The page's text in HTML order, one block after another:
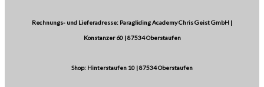
Rechnungs- und Lieferadresse: Paragliding Academy Chris Geist GmbH |
Konstanzer 60 | 87534 Oberstaufen
Shop: Hinterstaufen 10 | 87534 Oberstaufen